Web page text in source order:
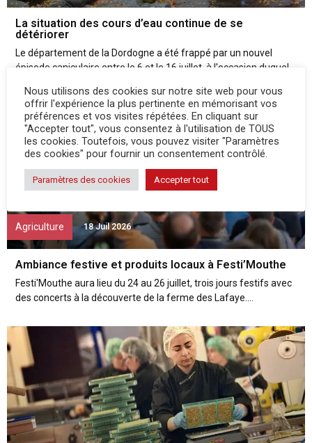
La situation des cours d’eau continue de se
détériorer
Le département de la Dordogne a été frappé par un nouvel
épisode caniculaire entre le 6 et le 16 juillet, à l'occasion duquel...
Agriculture 18 Juil 2026
Ambiance festive et produits locaux à Festi’Mouthe
Festi'Mouthe aura lieu du 24 au 26 juillet, trois jours festifs avec
des concerts à la découverte de la ferme des Lafaye....
Nous utilisons des cookies sur notre site web pour vous
offrir l'expérience la plus pertinente en mémorisant vos
préférences et vos visites répétées. En cliquant sur
"Accepter tout", vous consentez à l'utilisation de TOUS
les cookies. Toutefois, vous pouvez visiter "Paramètres
des cookies" pour fournir un consentement contrôlé.
Paramètres des cookies Accepter tout